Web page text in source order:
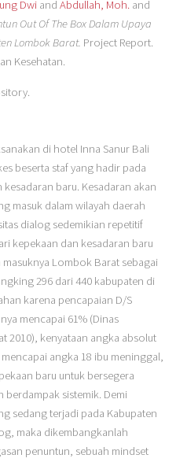
Dwiand Abdullah, Moh.and
Out Of The Box Dalam Upaya
Lombok Barat. Project Report.
Kesehatan.
di hotel Inna Sanur Bali
beserta staf yang hadir pada
baru. Kesadaran akan
masuk dalam wilayah daerah
dialog sedemikian repetitif
kepekaan dan kesadaran baru
Lombok Barat sebagai
296 dari 440 kabupaten di
karena pencapaian D/S
mencapai 61% (Dinas
2010), kenyataan angka absolut
angka 18 ibu meninggal,
baru untuk bersegera
berdampak sistemik. Demi
sedang terjadi pada Kabupaten
maka dikembangkanlah
penuntun, sebuah mindset